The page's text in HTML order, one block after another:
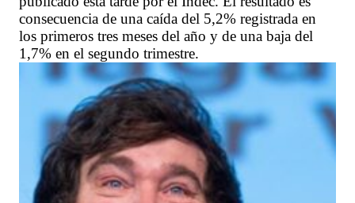
consecuencia de una caída del 5,2% registrada en
los primeros tres meses del año y de una baja del
1,7% en el segundo trimestre.